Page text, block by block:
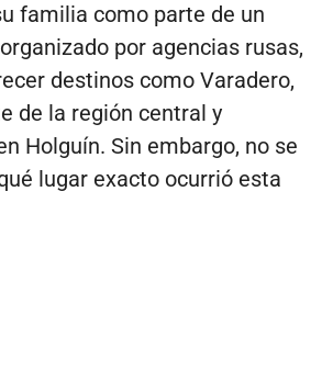
familia como parte de un
por agencias rusas,
destinos como Varadero,
de la región central y
Holguín. Sin embargo, no se
lugar exacto ocurrió esta